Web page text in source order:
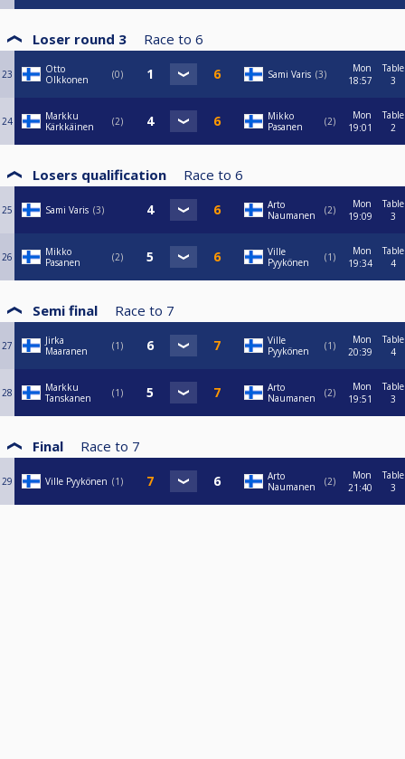
Loser round 3 Race to 6
23
Otto
Olkkonen
0 Sami Varis 3
Mon
18:57
Table
3
24
Markku
Kärkkäinen
2
Mikko
Pasanen
2
Mon
19:01
Table
2
Losers qualification Race to 6
25 Sami Varis 3
Arto
Naumanen
2
Mon
19:09
Table
3
26
Mikko
Pasanen
2
Ville
Pyykönen
1
Mon
19:34
Table
4
Semi final Race to 7
27
Jirka
Maaranen
1
Ville
Pyykönen
1
Mon
20:39
Table
4
28
Markku
Tanskanen
1
Arto
Naumanen
2
Mon
19:51
Table
3
Final Race to 7
29 Ville Pyykönen 1
Arto
Naumanen
2
Mon
21:40
Table
3